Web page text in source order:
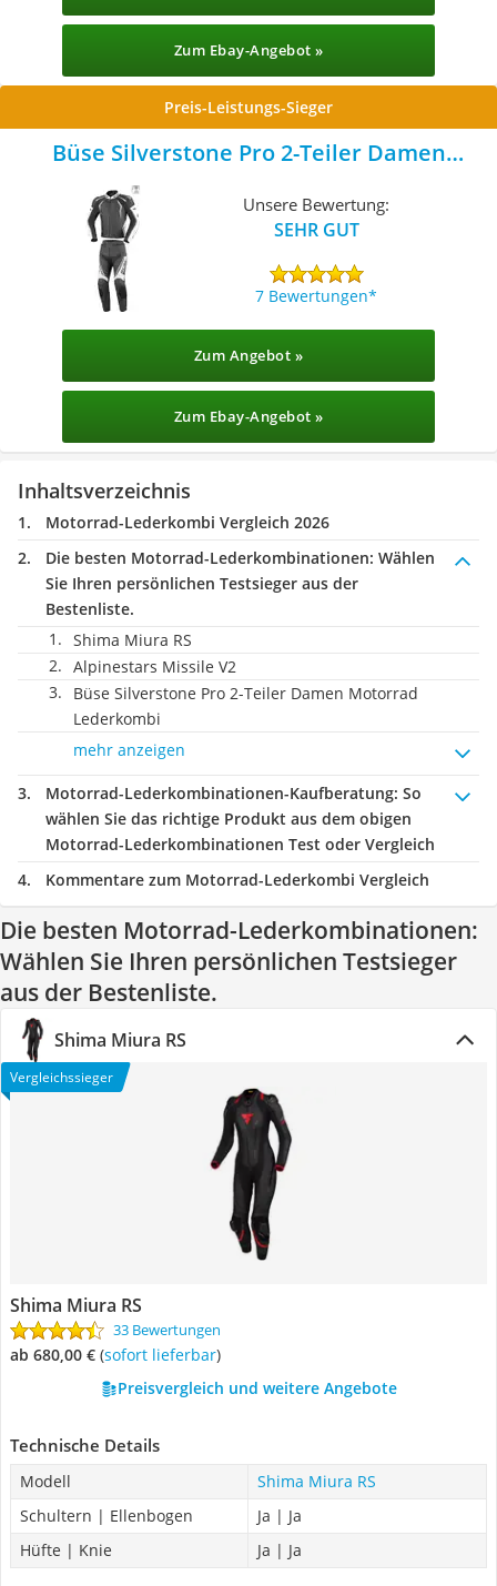
Zum Ebay-Angebot »
Preis-Leistungs-Sieger
Büse Silverstone Pro 2-Teiler Damen
Motorrad Lederkombi
Unsere Bewertung:
SEHR GUT
7 Bewertungen
Zum Angebot »
Zum Ebay-Angebot »
Inhaltsverzeichnis
Motorrad-Lederkombi Vergleich 2026
Die besten Motorrad-Lederkombinationen: Wählen
Sie Ihren persönlichen Testsieger aus der
Bestenliste.
Shima Miura RS
Alpinestars Missile V2
Büse Silverstone Pro 2-Teiler Damen Motorrad
Lederkombi
mehr anzeigen
Motorrad-Lederkombinationen-Kaufberatung: So
wählen Sie das richtige Produkt aus dem obigen
Motorrad-Lederkombinationen Test oder Vergleich
Kommentare zum Motorrad-Lederkombi Vergleich
Die besten Motorrad-Lederkombinationen:
Wählen Sie Ihren persönlichen Testsieger
aus der Bestenliste.
Shima Miura RS
Vergleichssieger
Shima Miura RS
33 Bewertungen
ab 680,00 € ( Sofort lieferbar)
Preisvergleich und weitere Angebote
Technische Details
Modell
Shima Miura RS
Schultern | Ellenbogen
Ja | Ja
Hüfte | Knie
Ja | Ja